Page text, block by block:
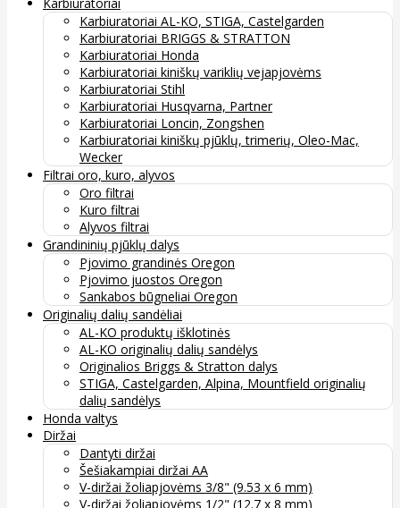
Karbiuratoriai AL-KO, STIGA, Castelgarden
Karbiuratoriai BRIGGS & STRATTON
Karbiuratoriai Honda
Karbiuratoriai kiniškų variklių vejapjovėms
Karbiuratoriai Stihl
Karbiuratoriai Husqvarna, Partner
Karbiuratoriai Loncin, Zongshen
Karbiuratoriai kiniškų pjūklų, trimerių, Oleo-Mac,
Wecker
Filtrai oro, kuro, alyvos
Oro filtrai
Kuro filtrai
Alyvos filtrai
Grandininių pjūklų dalys
Pjovimo grandinės Oregon
Pjovimo juostos Oregon
Sankabos būgneliai Oregon
Originalių dalių sandėliai
AL-KO produktų išklotinės
AL-KO originalių dalių sandėlys
Originalios Briggs & Stratton dalys
STIGA, Castelgarden, Alpina, Mountfield originalių
dalių sandėlys
Honda valtys
Diržai
Dantyti diržai
Šešiakampiai diržai AA
V-diržai žoliapjovėms 3/8" (9.53 x 6 mm)
V-diržai žoliapjovėms 1/2" (12.7 x 8 mm)